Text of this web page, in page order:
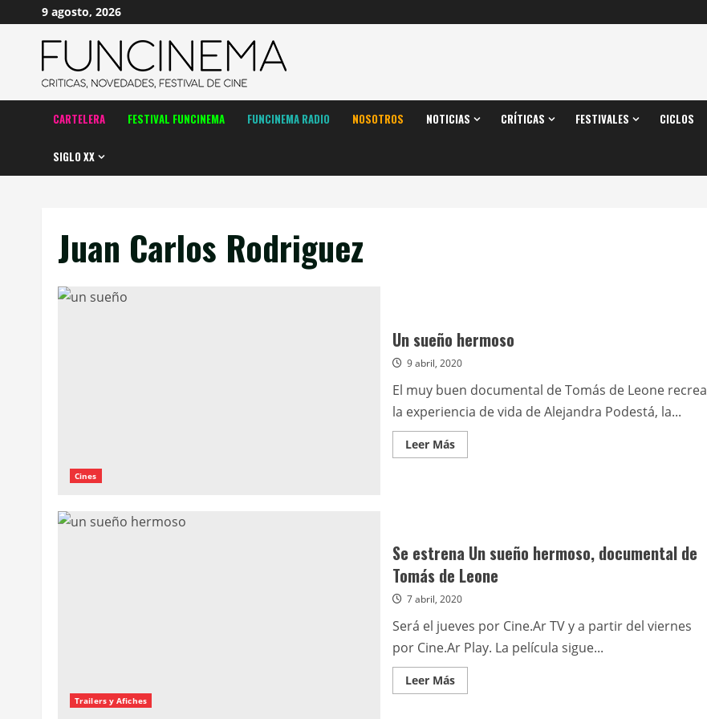
contenido
9 agosto, 2026
CARTELERA FESTIVAL FUNCINEMA FUNCINEMA RADIO NOSOTROS NOTICIAS CRÍTICAS FESTIVALES CICLOS
SIGLO XX
Juan Carlos Rodriguez
Cines
Un sueño hermoso
9 abril, 2020
El muy buen documental de Tomás de Leone recrea
la experiencia de vida de Alejandra Podestá, la...
Leer MásLeer
más
Trailers y Afiches
Se estrena Un sueño hermoso, documental de
Tomás de Leone
7 abril, 2020
Será el jueves por Cine.Ar TV y a partir del viernes
por Cine.Ar Play. La película sigue...
Leer MásLeer
más